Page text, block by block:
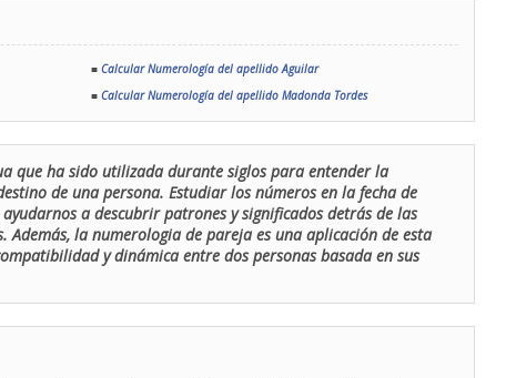
■ Calcular Numerología del apellido Aguilar
■ Calcular Numerología del apellido Madonda Tordes
que ha sido utilizada durante siglos para entender la
de una persona. Estudiar los números en la fecha de
a descubrir patrones y significados detrás de las
Además, la numerologia de pareja es una aplicación de esta
y dinámica entre dos personas basada en sus